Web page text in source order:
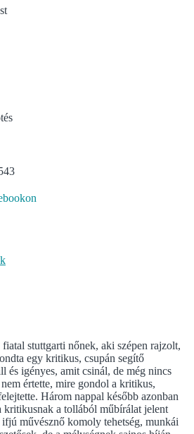
stuttgarti nőnek, aki szépen rajzolt,
egy kritikus, csupán segítő
és igényes, amit csinál, de még nincs
értette, mire gondol a kritikus,
Három nappal később azonban
kritikusnak a tollából műbírálat jelent
művésznő komoly tehetség, munkái